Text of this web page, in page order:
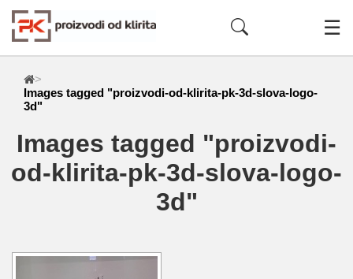
☰
>
Images tagged "proizvodi-od-klirita-pk-3d-slova-logo-
3d"
Images tagged "proizvodi-
od-klirita-pk-3d-slova-logo-
3d"